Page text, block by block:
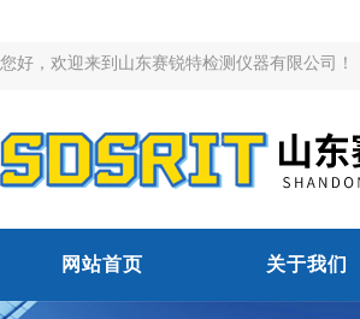
您好，欢迎来到山东赛锐特检测仪器有限公司！
网站首页 关于我们